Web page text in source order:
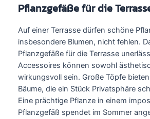
Pflanzgefäße für die
Auf einer Terrasse dürfen schöne
insbesondere Blumen, nicht fehlen.
Pflanzgefäße für die Terrasse
Accessoires können sowohl
wirkungsvoll sein. Große Töpfe
Bäume, die ein Stück Privatsphäre
Eine prächtige Pflanze in einem
Pflanzgefäß spendet im Sommer